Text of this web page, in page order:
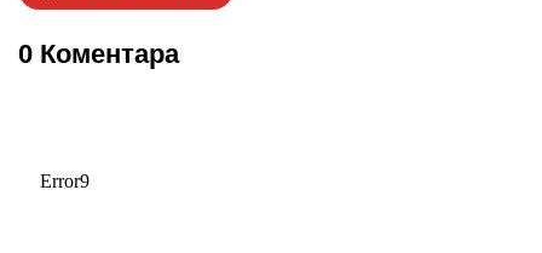
0 Коментара